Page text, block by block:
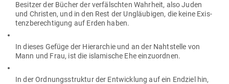
Besitzer der Bücher der ver­fälschten Wahrheit, also Juden
und Christen, und in den Rest der Ungläu­bigen, die keine Exis­
tenz­be­rech­tigung auf Erden haben.
In dieses Gefüge der Hier­archie und an der Naht­stelle von
Mann und Frau, ist die isla­mische Ehe einzuordnen.
In der Ord­nungs­struktur der Ent­wicklung auf ein Endziel hin,